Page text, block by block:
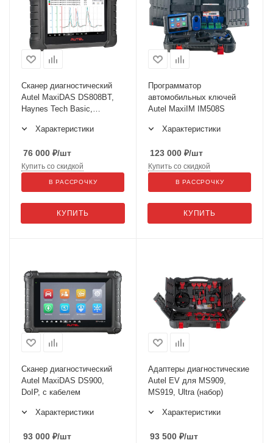
Сканер диагностический
Autel MaxiDAS DS808BT,
Haynes Tech Basic,
Характеристики
76 000 ₽/шт
КУПИТЬ
Купить со скидкой
В РАССРОЧКУ
Программатор
автомобильных ключей
Autel MaxiIM IM508S
Характеристики
123 000 ₽/шт
КУПИТЬ
Купить со скидкой
В РАССРОЧКУ
Сканер диагностический
Autel MaxiDAS DS900,
DoIP, с кабелем
Характеристики
93 000 ₽/шт
Адаптеры диагностические
Autel EV для MS909,
MS919, Ultra (набор)
Характеристики
93 500 ₽/шт